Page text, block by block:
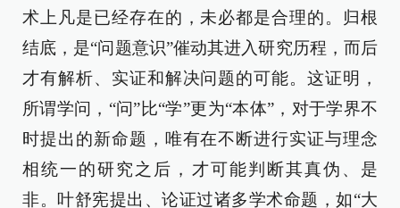
术上凡是已经存在的，未必都是合理的。归根
结底，是“问题意识”催动其进入研究历程，而后
才有解析、实证和解决问题的可能。这证明，
所谓学问，“问”比“学”更为“本体”，对于学界不
时提出的新命题，唯有在不断进行实证与理念
相统一的研究之后，才可能判断其真伪、是
非。叶舒宪提出、论证过诸多学术命题，如“大